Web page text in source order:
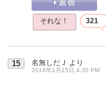
それな！ 321
15 名無しだＪ より
2016年1月15日 4:30 PM